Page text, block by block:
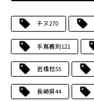
チヌ270
手嶌義則121
岩橋稔55
長崎県44